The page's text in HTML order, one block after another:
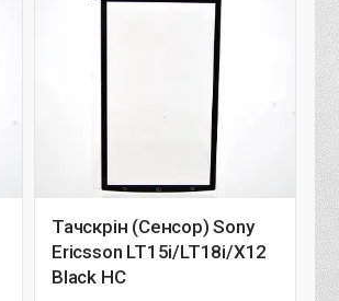
Тачскрін (Сенсор) Sony
Ericsson LT15i/LT18i/X12
Black HC